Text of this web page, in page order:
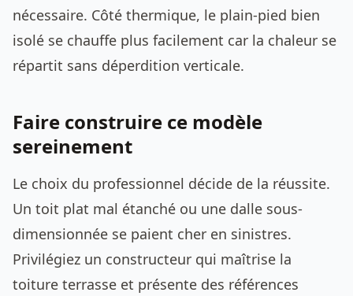
nécessaire. Côté thermique, le plain-pied bien
isolé se chauffe plus facilement car la chaleur se
répartit sans déperdition verticale.
Faire construire ce modèle
sereinement
Le choix du professionnel décide de la réussite.
Un toit plat mal étanché ou une dalle sous-
dimensionnée se paient cher en sinistres.
Privilégiez un constructeur qui maîtrise la
toiture terrasse et présente des références